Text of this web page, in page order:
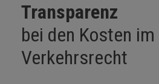
Transparenz
bei den Kosten im
Verkehrsrecht